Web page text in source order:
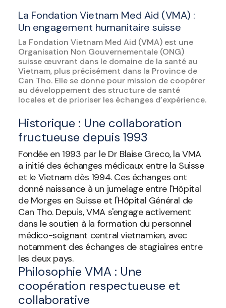
La Fondation Vietnam Med Aid (VMA) :
Un engagement humanitaire suisse
La Fondation Vietnam Med Aid (VMA) est une
Organisation Non Gouvernementale (ONG)
suisse œuvrant dans le domaine de la santé au
Vietnam, plus précisément dans la Province de
Can Tho. Elle se donne pour mission de coopérer
au développement des structure de santé
locales et de prioriser les échanges d’expérience.
Historique : Une collaboration
fructueuse depuis 1993
Fondée en 1993 par le Dr Blaise Greco, la VMA
a initié des échanges médicaux entre la Suisse
et le Vietnam dès 1994. Ces échanges ont
donné naissance à un jumelage entre l'Hôpital
de Morges en Suisse et l'Hôpital Général de
Can Tho. Depuis, VMA s'engage activement
dans le soutien à la formation du personnel
médico-soignant central vietnamien, avec
notamment des échanges de stagiaires entre
les deux pays.
Philosophie VMA : Une
coopération respectueuse et
collaborative